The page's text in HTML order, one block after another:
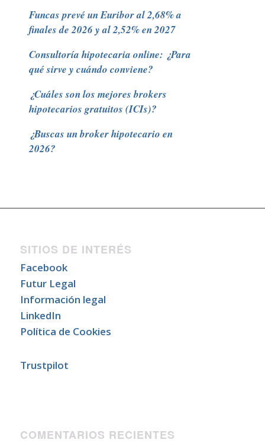
Funcas prevé un Euribor al 2,68% a
finales de 2026 y al 2,52% en 2027
Consultoría hipotecaria online: ¿Para
qué sirve y cuándo conviene?
¿Cuáles son los mejores brokers
hipotecarios gratuitos (ICIs)?
¿Buscas un broker hipotecario en
2026?
SITIOS DE INTERÉS
Facebook
Futur Legal
Información legal
LinkedIn
Política de Cookies
Trustpilot
COMENTARIOS RECIENTES